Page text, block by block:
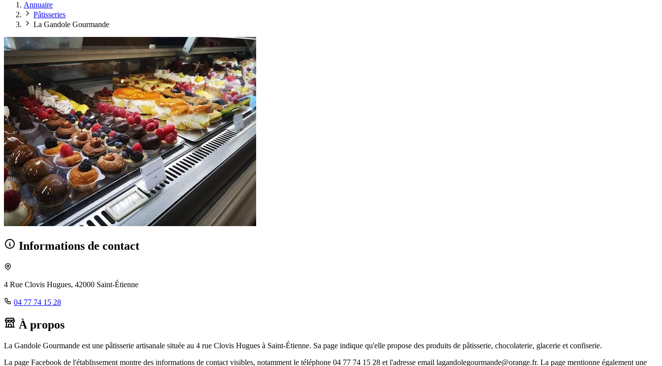
Annuaire
Pâtisseries
La Gandole Gourmande
Informations de contact
4 Rue Clovis Hugues, 42000 Saint-Étienne
04 77 74 15 28
À propos
La Gandole Gourmande est une pâtisserie artisanale située au 4 rue Clovis Hugues à Saint-Étienne. Sa page indique qu'elle propose des produits de pâtisserie, chocolaterie, glacerie et confiserie.
La page Facebook de l'établissement montre des informations de contact visibles, notamment le téléphone 04 77 74 15 28 et l'adresse email lagandolegourmande@orange.fr. La page mentionne également une